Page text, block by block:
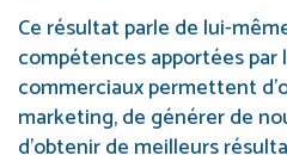
Ce résultat parle de lui-
compétences apportées
commerciaux permettent
marketing, de générer de
d’obtenir de meilleurs